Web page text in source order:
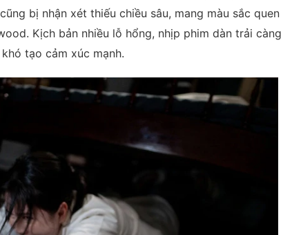
bị nhận xét thiếu chiều sâu, mang màu sắc quen
Kịch bản nhiều lỗ hổng, nhịp phim dàn trải càng
tạo cảm xúc mạnh.